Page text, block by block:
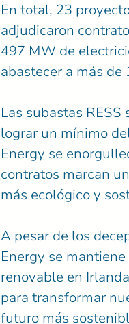
En total, 23
adjudicaron
497 MW de
abastecer a más
Las subastas
lograr un mínimo
Energy se
contratos marcan
más ecológico y
A pesar de los
Energy se
renovable en
para transformar
futuro más